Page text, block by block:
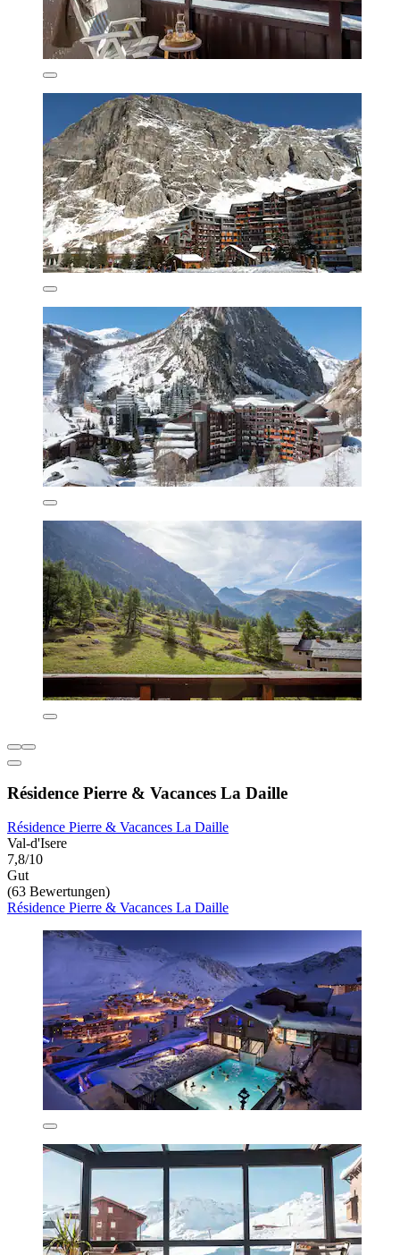
Résidence Pierre & Vacances La Daille
Résidence Pierre & Vacances La Daille
Val-d'Isere
7,8/10
Gut
(63 Bewertungen)
Résidence Pierre & Vacances La Daille